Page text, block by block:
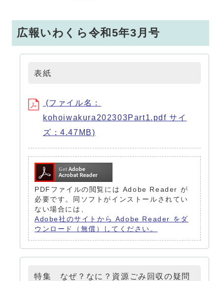
広報いわくら令和5年3月号
表紙
(ファイル名：
kohoiwakura202303Part1.pdf サイ
ズ：4.47MB)
PDFファイルの閲覧には Adobe Reader が
必要です。同ソフトがインストールされてい
ない場合には、
Adobe社のサイトから Adobe Reader をダ
ウンロード（無償）してください。
特集 なぜ？なに？資源ごみ回収の疑問